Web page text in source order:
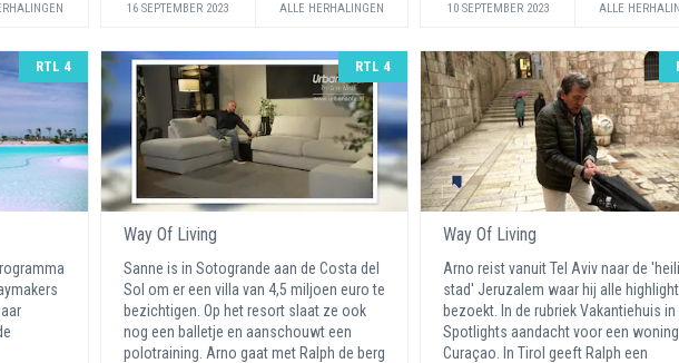
16 SEPTEMBER 2023 ALLE HERHALINGEN 10 SEPTEMBER 2023 ALLE
RTL 4 RTL 4
Way Of Living
Sanne is in Sotogrande aan de Costa del
Sol om er een villa van 4,5 miljoen euro te
bezichtigen. Op het resort slaat ze ook
nog een balletje en aanschouwt een
polotraining. Arno gaat met Ralph de berg
Way Of Living
Arno reist vanuit Tel Aviv naar de
stad' Jeruzalem waar hij alle
bezoekt. In de rubriek Vakantiehuis in
Spotlights aandacht voor een
Curaçao. In Tirol geeft Ralph een